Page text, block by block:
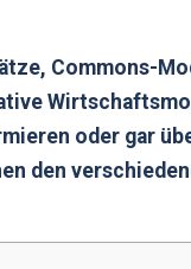
Commons-
oder gar
den